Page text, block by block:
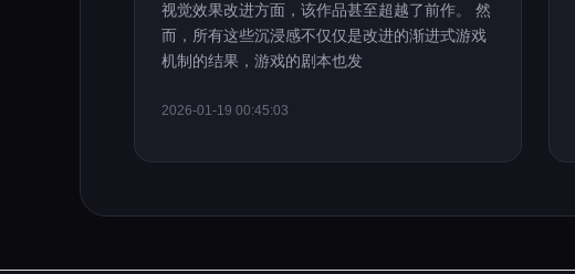
视觉效果改进方面，该作品甚至超越了前作。 然
而，所有这些沉浸感不仅仅是改进的渐进式游戏
机制的结果，游戏的剧本也发
2026-01-19 00:45:03